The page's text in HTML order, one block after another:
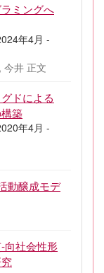
ミングへ
年4月 -
今井 正文
ドによる
築
年4月 -
動醸成モデ
向社会性形